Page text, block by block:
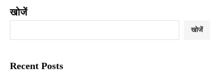
खोजें
खोजें
Recent Posts